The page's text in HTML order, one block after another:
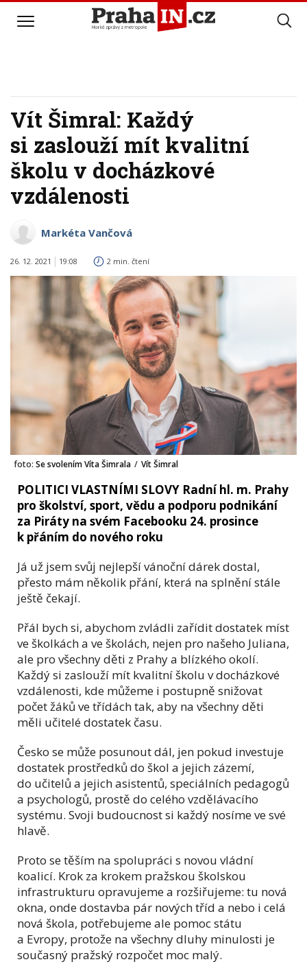
Vít Šimral: Každý
si zaslouží mít kvalitní
školu v docházkové
vzdálenosti
Markéta Vančová
26. 12. 2021 19:08 2 min. čtení
foto: Se svolením Víta Šimrala / Vít Šimral
POLITICI VLASTNÍMI SLOVY Radní hl. m. Prahy
pro školství, sport, vědu a podporu podnikání
za Piráty na svém Facebooku 24. prosince
k přáním do nového roku
Já už jsem svůj nejlepší vánoční dárek dostal,
přesto mám několik přání, která na splnění stále
ještě čekají.
Přál bych si, abychom zvládli zařídit dostatek míst
ve školkách a ve školách, nejen pro našeho Juliana,
ale pro všechny děti z Prahy a blízkého okolí.
Každý si zaslouží mít kvalitní školu v docházkové
vzdálenosti, kde můžeme i postupně snižovat
počet žáků ve třídách tak, aby na všechny děti
měli učitelé dostatek času.
Česko se může posunout dál, jen pokud investuje
dostatek prostředků do škol a jejich zázemí,
do učitelů a jejich asistentů, speciálních pedagogů
a psychologů, prostě do celého vzdělávacího
systému. Svoji budoucnost si každý nosíme ve své
hlavě.
Proto se těším na spolupráci s novou vládní
koalicí. Krok za krokem pražskou školskou
infrastrukturu opravujeme a rozšiřujeme: tu nová
okna, onde dostavba pár nových tříd a nebo i celá
nová škola, potřebujeme ale pomoc státu
a Evropy, protože na všechny dluhy minulosti je
současný pražský rozpočet moc malý.